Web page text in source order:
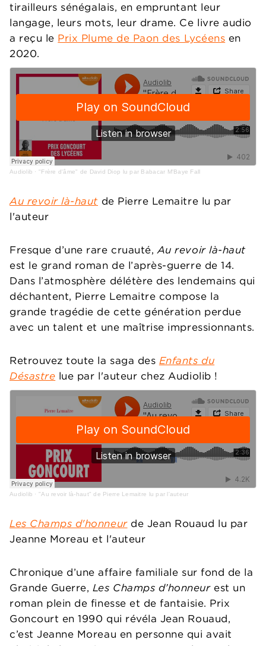
tirailleurs sénégalais, en empruntant leur
langage, leurs mots, leur drame. Ce livre audio
a reçu le Prix Plume de Paon des Lycéens en
2020.
Audiolib · "Frère d'âme" de David Diop lu par Babacar M'Baye Fall
Au revoir là-haut de Pierre Lemaitre lu par
l'auteur
Fresque d’une rare cruauté,Au revoir là-haut
est le grand roman de l’après-guerre de 14.
Dans l’atmosphère délétère des lendemains qui
déchantent, Pierre Lemaitre compose la
grande tragédie de cette génération perdue
avec un talent et une maîtrise impressionnants.
Retrouvez toute la saga des Enfants du
Désastre lue par l'auteur chez Audiolib !
Audiolib · "Au revoir là-haut" de Pierre Lemaitre lu par l'auteur
Les Champs d'honneurde Jean Rouaud lu par
Jeanne Moreau et l'auteur
Chronique d’une affaire familiale sur fond de la
Grande Guerre, Les Champs d’honneurest un
roman plein de finesse et de fantaisie. Prix
Goncourt en 1990 qui révéla Jean Rouaud,
c’est Jeanne Moreau en personne qui avait